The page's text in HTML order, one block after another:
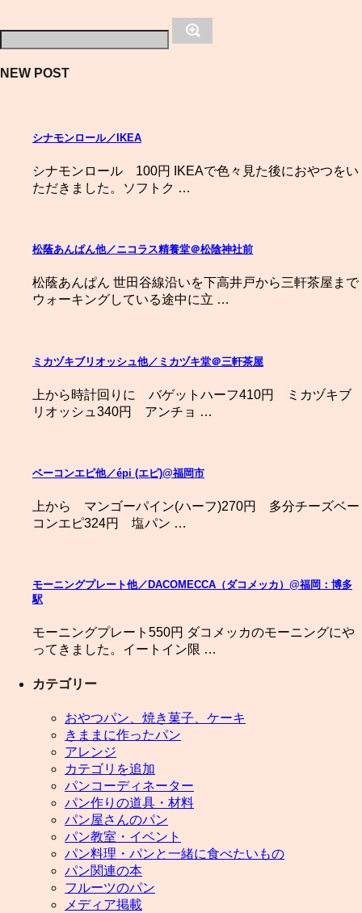
NEW POST
シナモンロール／IKEA
シナモンロール 100円 IKEAで色々見た後におやつをい
ただきました。ソフトク …
松蔭あんぱん他／ニコラス精養堂＠松陰神社前
松蔭あんぱん 世田谷線沿いを下高井戸から三軒茶屋まで
ウォーキングしている途中に立 …
ミカヅキブリオッシュ他／ミカヅキ堂＠三軒茶屋
上から時計回りに バゲットハーフ410円 ミカヅキブ
リオッシュ340円 アンチョ …
ベーコンエピ他／épi (エピ)@福岡市
上から マンゴーパイン(ハーフ)270円 多分チーズベー
コンエピ324円 塩パン …
モーニングプレート他／DACOMECCA（ダコメッカ）@福岡：博多
駅
モーニングプレート550円 ダコメッカのモーニングにや
ってきました。イートイン限 …
カテゴリー
おやつパン、焼き菓子、ケーキ
きままに作ったパン
アレンジ
カテゴリを追加
パンコーディネーター
パン作りの道具・材料
パン屋さんのパン
パン教室・イベント
パン料理・パンと一緒に食べたいもの
パン関連の本
フルーツのパン
メディア掲載